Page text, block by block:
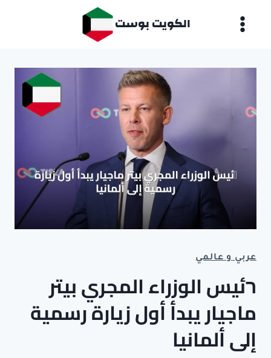
الكويت بوست
عربي و عالمي
רئيس الوزراء المجري بيتر
ماجيار يبدأ أول زيارة رسمية
إلى ألمانيا